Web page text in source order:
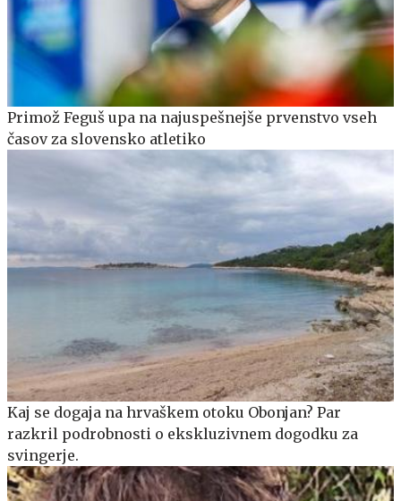
Primož Feguš upa na najuspešnejše prvenstvo vseh
časov za slovensko atletiko
Kaj se dogaja na hrvaškem otoku Obonjan? Par
razkril podrobnosti o ekskluzivnem dogodku za
svingerje.